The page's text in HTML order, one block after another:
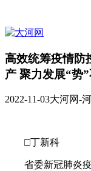
高效统筹疫情防
产 聚力发展“势
2022-11-03大河网-
□丁新科
省委新冠肺炎疫